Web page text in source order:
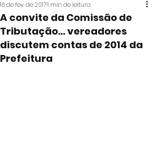
A convite da Comissão de
Tributação... vereadores
discutem contas de 2014 da
Prefeitura
16 de fev. de 20171 min de leitura